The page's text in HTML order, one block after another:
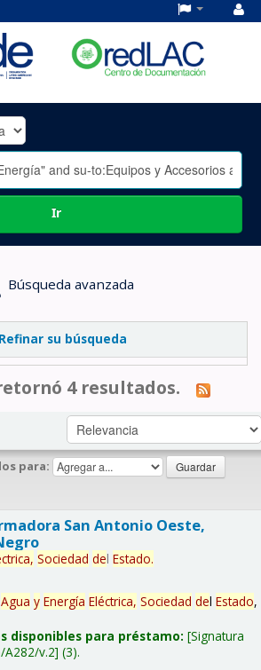
Ir
Búsqueda avanzada
Refinar su búsqueda
4 resultados.
para:
San Antonio Oeste,
Sociedad del Estado.
Agua y Energía Eléctrica, Sociedad del Estado,
disponibles para préstamo: Signatura
A282/v.2 (3).